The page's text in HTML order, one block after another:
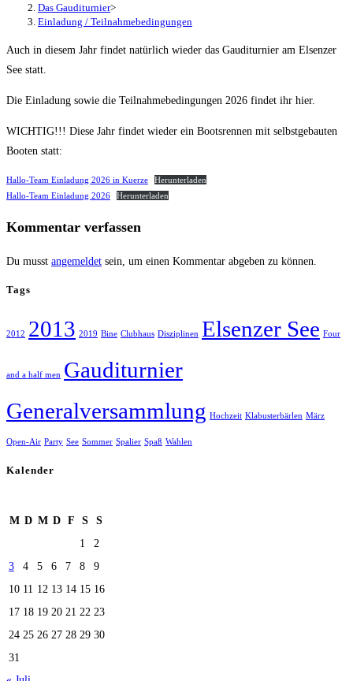
Das Gauditurnier>
Einladung / Teilnahmebedingungen
Auch in diesem Jahr findet natürlich wieder das Gauditurnier am Elsenzer
See statt.
Die Einladung sowie die Teilnahmebedingungen 2026 findet ihr hier.
WICHTIG!!! Diese Jahr findet wieder ein Bootsrennen mit selbstgebauten
Booten statt:
Hallo-Team Einladung 2026 in Kuerze
Herunterladen
Hallo-Team Einladung 2026
Herunterladen
Kommentar verfassen
Du musst angemeldet sein, um einen Kommentar abgeben zu können.
Tags
2012 2013 2019 Bine Clubhaus Disziplinen Elsenzer See Four
and a half men Gauditurnier
Generalversammlung Hochzeit Klabusterbärlen März
Open-Air Party See Sommer Spalier Spaß Wahlen
Kalender
M D M D F S
S
1
2
3
4 5 6 7 8
9
10 11 12 13 14 15 16
17 18 19 20 21 22 23
24 25 26 27 28 29 30
31